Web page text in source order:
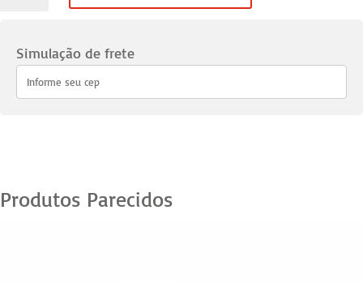
quantidade
Simulação de frete
Produtos Parecidos